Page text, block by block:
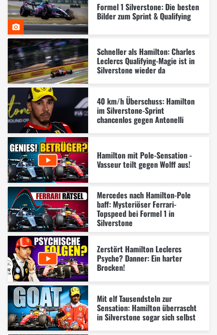
Formel 1 Silverstone: Die besten
Bilder zum Sprint & Qualifying
Schneller als Hamilton: Charles
Leclercs Qualifying-Magie ist in
Silverstone wieder da
40 km/h Überschuss: Hamilton
im Silverstone-Sprint
chancenlos gegen Antonelli
Hamilton mit Pole-Sensation -
Vasseur teilt gegen Wolff aus!
Mercedes nach Hamilton-Pole
baff: Mysteriöser Ferrari-
Topspeed bei Formel 1 in
Silverstone
Zerstört Hamilton Leclercs
Psyche? Danner: Ein harter
Brocken!
Mit elf Tausendsteln zur
Sensation: Hamilton überrascht
in Silverstone sogar sich selbst